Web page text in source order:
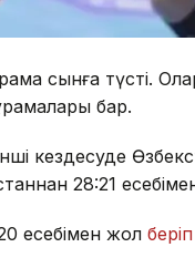
сынға түсті.
бар.
кездесуде
28:21
есебімен жол